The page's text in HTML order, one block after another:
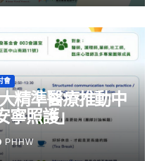
會
精準醫療推動中
寧照護」
PHHW